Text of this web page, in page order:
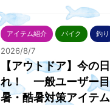
アイテム紹介 バイク 釣り
2026/8/7
【アウトドア】今の
れ！ 一般ユーザー
暑・酷暑対策アイテ